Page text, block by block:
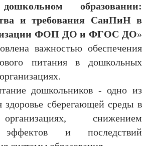
образовании:
и требования СанПиН в
ФОП ДО и ФГОС ДО»
важностью обеспечения
питания в дошкольных
дошкольников - одно из
здоровье сберегающей среды в
снижением
эффектов и последствий